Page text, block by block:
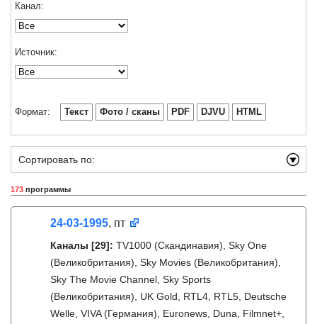
Канал:
Источник:
Формат: Текст Фото / сканы PDF DJVU HTML
Сортировать по:
173 программы
24-03-1995, пт
Каналы [29]: TV1000 (Скандинавия), Sky One
(Великобритания), Sky Movies (Великобритания),
Sky The Movie Channel, Sky Sports
(Великобритания), UK Gold, RTL4, RTL5, Deutsche
Welle, VIVA (Германия), Euronews, Duna, Filmnet+,